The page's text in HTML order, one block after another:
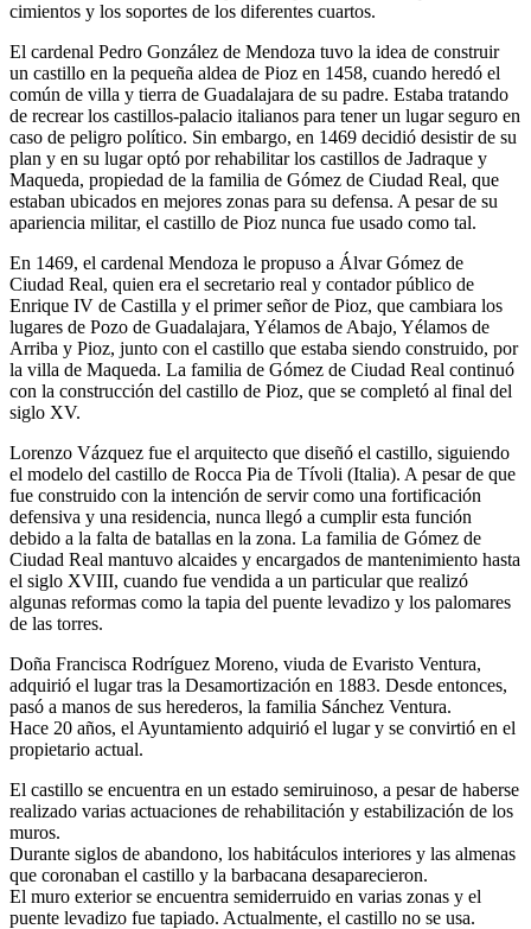
cimientos y los soportes de los diferentes cuartos.
El cardenal Pedro González de Mendoza tuvo la idea de construir
un castillo en la pequeña aldea de Pioz en 1458, cuando heredó el
común de villa y tierra de Guadalajara de su padre. Estaba tratando
de recrear los castillos-palacio italianos para tener un lugar seguro en
caso de peligro político. Sin embargo, en 1469 decidió desistir de su
plan y en su lugar optó por rehabilitar los castillos de Jadraque y
Maqueda, propiedad de la familia de Gómez de Ciudad Real, que
estaban ubicados en mejores zonas para su defensa. A pesar de su
apariencia militar, el castillo de Pioz nunca fue usado como tal.
En 1469, el cardenal Mendoza le propuso a Álvar Gómez de
Ciudad Real, quien era el secretario real y contador público de
Enrique IV de Castilla y el primer señor de Pioz, que cambiara los
lugares de Pozo de Guadalajara, Yélamos de Abajo, Yélamos de
Arriba y Pioz, junto con el castillo que estaba siendo construido, por
la villa de Maqueda. La familia de Gómez de Ciudad Real continuó
con la construcción del castillo de Pioz, que se completó al final del
siglo XV.
Lorenzo Vázquez fue el arquitecto que diseñó el castillo, siguiendo
el modelo del castillo de Rocca Pia de Tívoli (Italia). A pesar de que
fue construido con la intención de servir como una fortificación
defensiva y una residencia, nunca llegó a cumplir esta función
debido a la falta de batallas en la zona. La familia de Gómez de
Ciudad Real mantuvo alcaides y encargados de mantenimiento hasta
el siglo XVIII, cuando fue vendida a un particular que realizó
algunas reformas como la tapia del puente levadizo y los palomares
de las torres.
Doña Francisca Rodríguez Moreno, viuda de Evaristo Ventura,
adquirió el lugar tras la Desamortización en 1883. Desde entonces,
pasó a manos de sus herederos, la familia Sánchez Ventura.
Hace 20 años, el Ayuntamiento adquirió el lugar y se convirtió en el
propietario actual.
El castillo se encuentra en un estado semiruinoso, a pesar de haberse
realizado varias actuaciones de rehabilitación y estabilización de los
muros.
Durante siglos de abandono, los habitáculos interiores y las almenas
que coronaban el castillo y la barbacana desaparecieron.
El muro exterior se encuentra semiderruido en varias zonas y el
puente levadizo fue tapiado. Actualmente, el castillo no se usa.